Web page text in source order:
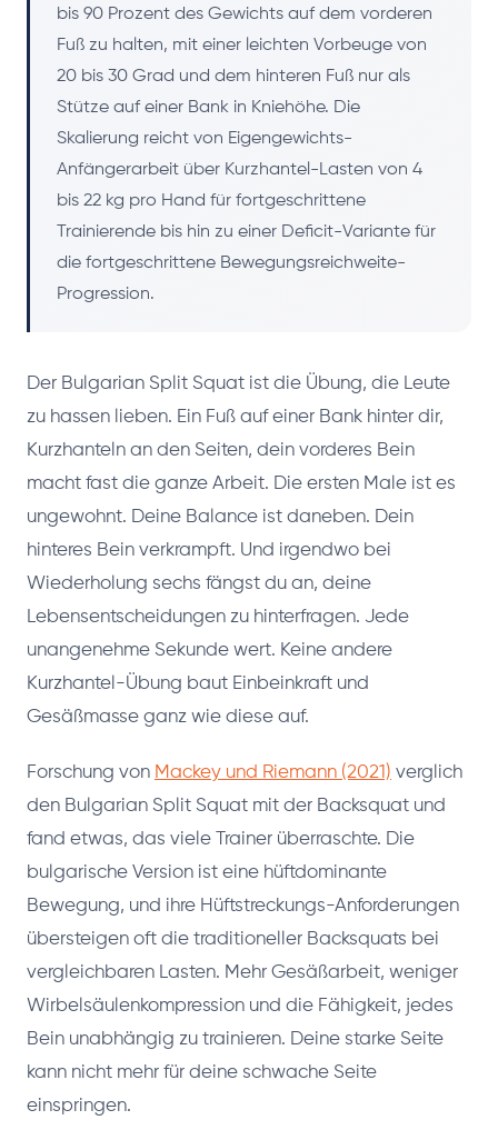
bis 90 Prozent des Gewichts auf dem vorderen
Fuß zu halten, mit einer leichten Vorbeuge von
20 bis 30 Grad und dem hinteren Fuß nur als
Stütze auf einer Bank in Kniehöhe. Die
Skalierung reicht von Eigengewichts-
Anfängerarbeit über Kurzhantel-Lasten von 4
bis 22 kg pro Hand für fortgeschrittene
Trainierende bis hin zu einer Deficit-Variante für
die fortgeschrittene Bewegungsreichweite-
Progression.
Der Bulgarian Split Squat ist die Übung, die Leute
zu hassen lieben. Ein Fuß auf einer Bank hinter dir,
Kurzhanteln an den Seiten, dein vorderes Bein
macht fast die ganze Arbeit. Die ersten Male ist es
ungewohnt. Deine Balance ist daneben. Dein
hinteres Bein verkrampft. Und irgendwo bei
Wiederholung sechs fängst du an, deine
Lebensentscheidungen zu hinterfragen. Jede
unangenehme Sekunde wert. Keine andere
Kurzhantel-Übung baut Einbeinkraft und
Gesäßmasse ganz wie diese auf.
Forschung von Mackey und Riemann (2021) verglich
den Bulgarian Split Squat mit der Backsquat und
fand etwas, das viele Trainer überraschte. Die
bulgarische Version ist eine hüftdominante
Bewegung, und ihre Hüftstreckungs-Anforderungen
übersteigen oft die traditioneller Backsquats bei
vergleichbaren Lasten. Mehr Gesäßarbeit, weniger
Wirbelsäulenkompression und die Fähigkeit, jedes
Bein unabhängig zu trainieren. Deine starke Seite
kann nicht mehr für deine schwache Seite
einspringen.